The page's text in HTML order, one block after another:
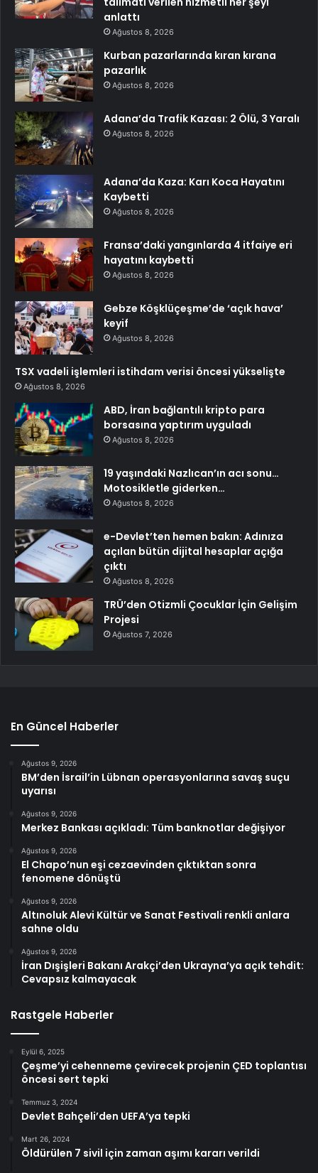
anlattı
Ağustos 8, 2026
Kurban pazarlarında kıran kırana
pazarlık
Ağustos 8, 2026
Adana’da Trafik Kazası: 2 Ölü, 3 Yaralı
Ağustos 8, 2026
Adana’da Kaza: Karı Koca Hayatını
Kaybetti
Ağustos 8, 2026
Fransa’daki yangınlarda 4 itfaiye eri
hayatını kaybetti
Ağustos 8, 2026
Gebze Köşklüçeşme’de ‘açık hava’
keyif
Ağustos 8, 2026
TSX vadeli işlemleri istihdam verisi öncesi yükselişte
Ağustos 8, 2026
ABD, İran bağlantılı kripto para
borsasına yaptırım uyguladı
Ağustos 8, 2026
19 yaşındaki Nazlıcan’ın acı sonu…
Motosikletle giderken…
Ağustos 8, 2026
e-Devlet’ten hemen bakın: Adınıza
açılan bütün dijital hesaplar açığa
çıktı
Ağustos 8, 2026
TRÜ’den Otizmli Çocuklar İçin Gelişim
Projesi
Ağustos 7, 2026
En Güncel Haberler
Ağustos 9, 2026
BM’den İsrail’in Lübnan operasyonlarına savaş suçu
uyarısı
Ağustos 9, 2026
Merkez Bankası açıkladı: Tüm banknotlar değişiyor
Ağustos 9, 2026
El Chapo’nun eşi cezaevinden çıktıktan sonra
fenomene dönüştü
Ağustos 9, 2026
Altınoluk Alevi Kültür ve Sanat Festivali renkli anlara
sahne oldu
Ağustos 9, 2026
İran Dışişleri Bakanı Arakçi’den Ukrayna’ya açık tehdit:
Cevapsız kalmayacak
Rastgele Haberler
Eylül 6, 2025
Çeşme’yi cehenneme çevirecek projenin ÇED toplantısı
öncesi sert tepki
Temmuz 3, 2024
Devlet Bahçeli’den UEFA’ya tepki
Mart 26, 2024
Öldürülen 7 sivil için zaman aşımı kararı verildi